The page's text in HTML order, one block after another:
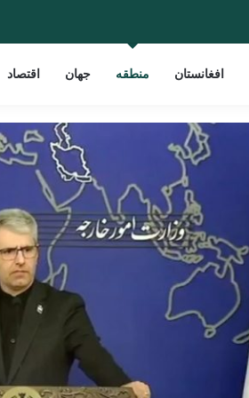
افغانستان منطقه جهان اقتصاد